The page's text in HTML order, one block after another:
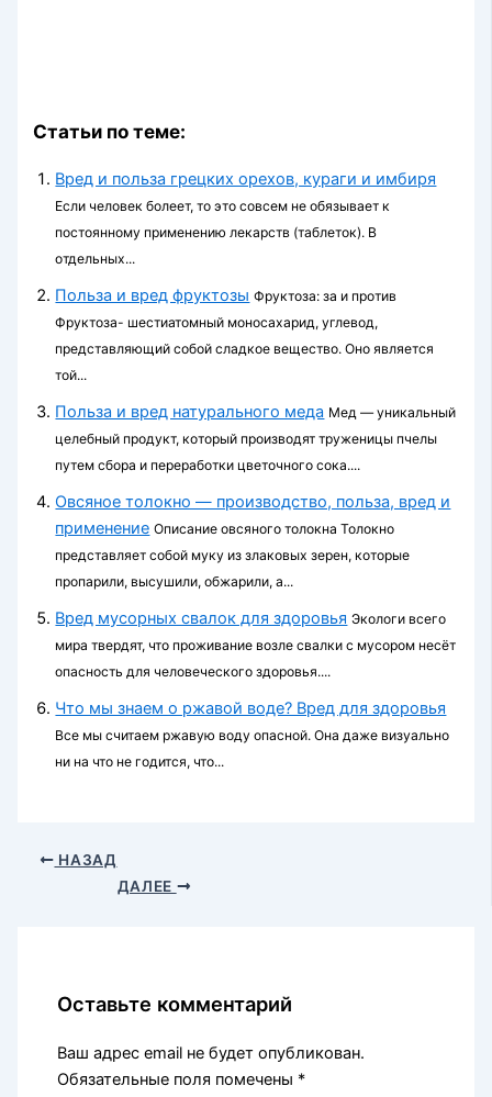
Статьи по теме:
Вред и польза грецких орехов, кураги и имбиря
Если человек болеет, то это совсем не обязывает к
постоянному применению лекарств (таблеток). В
отдельных...
Польза и вред фруктозы Фруктоза: за и против
Фруктоза- шестиатомный моносахарид, углевод,
представляющий собой сладкое вещество. Оно является
той...
Польза и вред натурального меда Мед — уникальный
целебный продукт, который производят труженицы пчелы
путем сбора и переработки цветочного сока....
Овсяное толокно — производство, польза, вред и
применение Описание овсяного толокна Толокно
представляет собой муку из злаковых зерен, которые
пропарили, высушили, обжарили, а...
Вред мусорных свалок для здоровья Экологи всего
мира твердят, что проживание возле свалки с мусором несёт
опасность для человеческого здоровья....
Что мы знаем о ржавой воде? Вред для здоровья
Все мы считаем ржавую воду опасной. Она даже визуально
ни на что не годится, что...
НАЗАД
ДАЛЕЕ
Оставьте комментарий
Ваш адрес email не будет опубликован.
Обязательные поля помечены *